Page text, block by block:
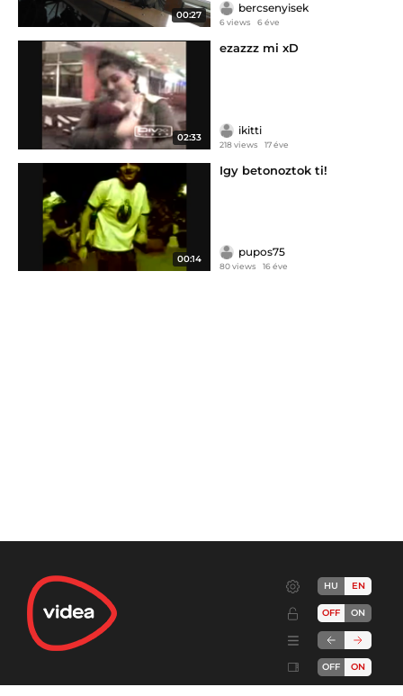
00:27
bercsenyisek
6 views 6 éve
02:33
ezazzz mi xD
ikitti
218 views 17 éve
00:14
Igy betonoztok ti!
pupos75
80 views 16 éve
HU EN
OFF ON
OFF ON